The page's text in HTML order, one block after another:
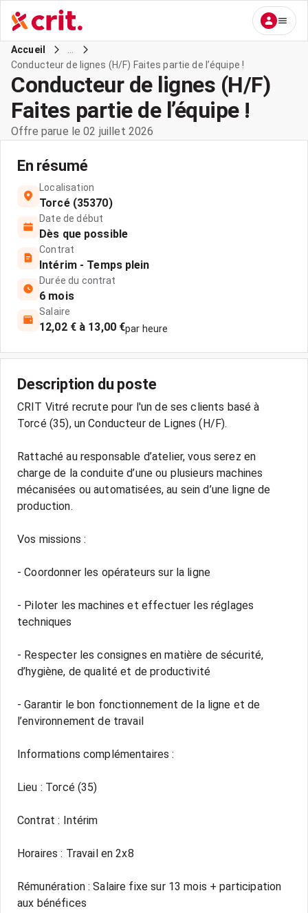
Accueil
Conducteur de lignes (H/F) Faites partie de l’équipe !
Conducteur de lignes (H/F)
Faites partie de l’équipe !
Offre parue le 02 juillet 2026
En résumé
Localisation
Torcé (35370)
Date de début
Dès que possible
Contrat
Intérim - Temps plein
Durée du contrat
6 mois
Salaire
12,02 € à 13,00 €par heure
Description du poste
CRIT Vitré recrute pour l'un de ses clients basé à
Torcé (35), un Conducteur de Lignes (H/F).
Rattaché au responsable d’atelier, vous serez en
charge de la conduite d’une ou plusieurs machines
mécanisées ou automatisées, au sein d’une ligne de
production.
Vos missions :
- Coordonner les opérateurs sur la ligne
- Piloter les machines et effectuer les réglages
techniques
- Respecter les consignes en matière de sécurité,
d’hygiène, de qualité et de productivité
- Garantir le bon fonctionnement de la ligne et de
l’environnement de travail
Informations complémentaires :
Lieu : Torcé (35)
Contrat : Intérim
Horaires : Travail en 2x8
Rémunération : Salaire fixe sur 13 mois + participation
aux bénéfices